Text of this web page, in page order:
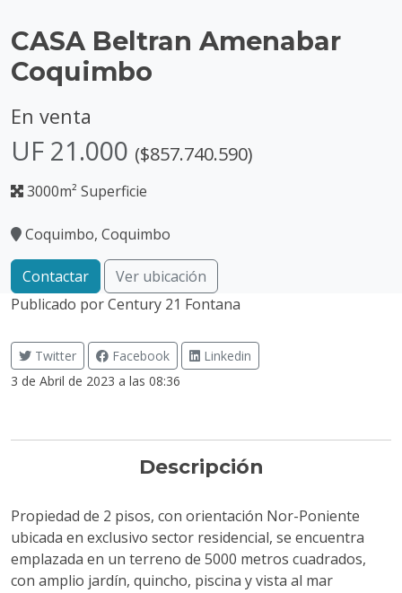
CASA Beltran Amenabar
Coquimbo
En venta
UF 21.000 ($857.740.590)
3000m² Superficie
Coquimbo, Coquimbo
Contactar
Ver ubicación
Publicado porCentury 21 Fontana
Twitter Facebook
Linkedin
3 de Abril de 2023 a las 08:36
Descripción
Propiedad de 2 pisos, con orientación Nor-Poniente
ubicada en exclusivo sector residencial, se encuentra
emplazada en un terreno de 5000 metros cuadrados,
con amplio jardín, quincho, piscina y vista al mar